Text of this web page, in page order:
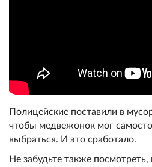
Полицейские поставили в
чтобы медвежонок мог
выбраться. И это сработало.
Не забудьте также посмотреть,